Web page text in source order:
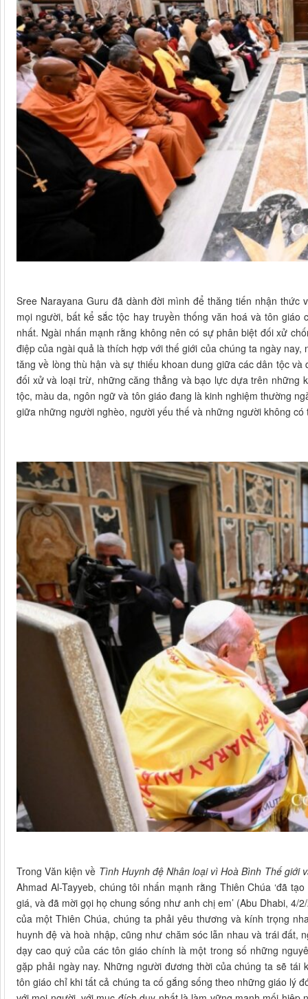
Sree Narayana Guru đã dành đời mình để thăng tiến nhận
mọi người, bất kể sắc tộc hay truyền thống văn hoá và tôn
nhất. Ngài nhấn mạnh rằng không nên có sự phân biệt đối xử
điệp của ngài quả là thích hợp với thế giới của chúng ta ngày
tăng về lòng thù hận và sự thiếu khoan dung giữa các dân tộc
đối xử và loại trừ, những căng thẳng và bạo lực dựa trên những
tộc, màu da, ngôn ngữ và tôn giáo đang là kinh nghiệm thường
giữa những người nghèo, người yếu thế và những người không có
Trong Văn kiện về Tình Huynh đệ Nhân loại vì Hoà Bình Thế giới
Ahmad Al-Tayyeb, chúng tôi nhấn mạnh rằng Thiên Chúa ‘đã
giá, và đã mời gọi họ chung sống như anh chị em’ (Abu Dhabi,
của một Thiên Chúa, chúng ta phải yêu thương và kính trọng
huynh đệ và hoà nhập, cũng như chăm sóc lẫn nhau và trái đất,
dạy cao quý của các tôn giáo chính là một trong số những
gặp phải ngày nay. Những người đương thời của chúng ta sẽ
tôn giáo chỉ khi tất cả chúng ta cố gắng sống theo những giáo lý